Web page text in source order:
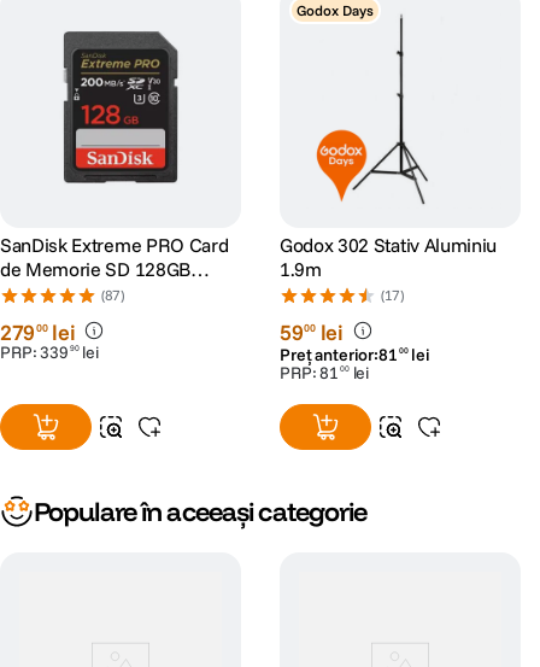
SanDisk Extreme PRO Card
de Memorie SD 128GB
SDXC UHS-I Class 10 U3 V30
+ 2 Ani RescuePRO Deluxe
(87)
27900 lei
PRP:339 90 lei
Godox Days
Godox 302 Stativ Aluminiu
1.9m
(17)
5900 lei
Preț anterior:81 00 lei
PRP:81 00 lei
Populare în aceeași categorie